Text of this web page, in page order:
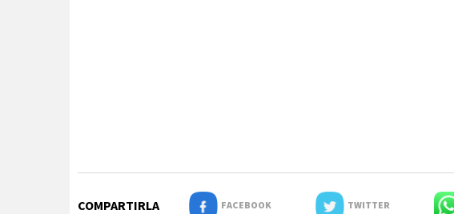
COMPARTIRLA FACEBOOK TWITTER